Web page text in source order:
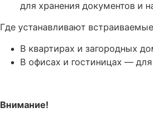
для хранения документов и
Где устанавливают
В квартирах и загородных
В офисах и гостиницах —
Внимание!